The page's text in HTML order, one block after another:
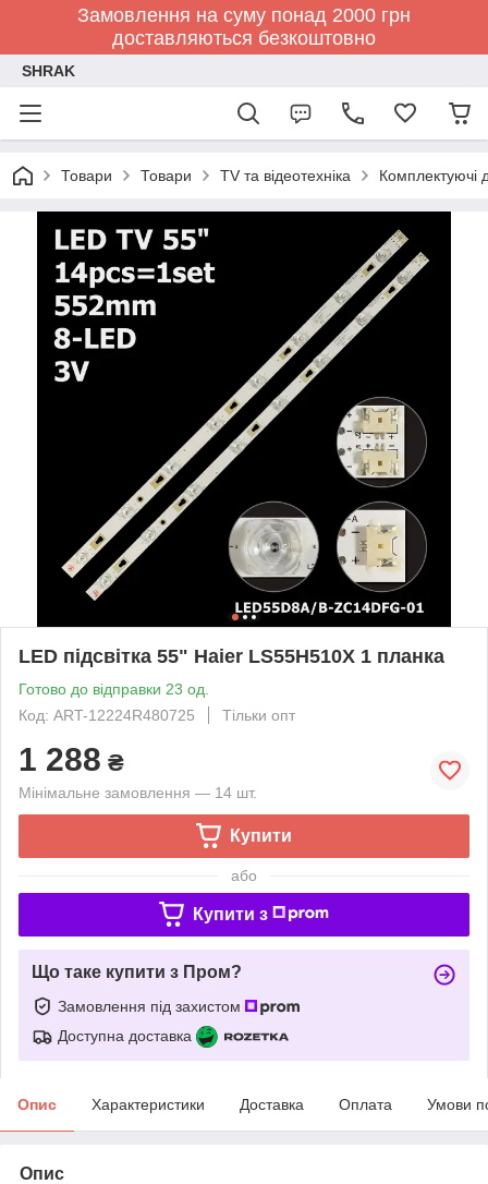
Замовлення на суму понад 2000 грн
доставляються безкоштовно
SHRAK
Товари Товари TV та відеотехніка Комплектуючі
LED підсвітка 55" Haier LS55H510X 1 планка
Готово до відправки 23 од.
Код: ART-12224R480725
Тільки опт
1 288 ₴
Мінімальне замовлення — 14 шт.
Купити
або
Купити з
Що таке купити з Пром?
Замовлення під захистом
Доступна доставка
Опис Характеристики Доставка Оплата Умови
Опис